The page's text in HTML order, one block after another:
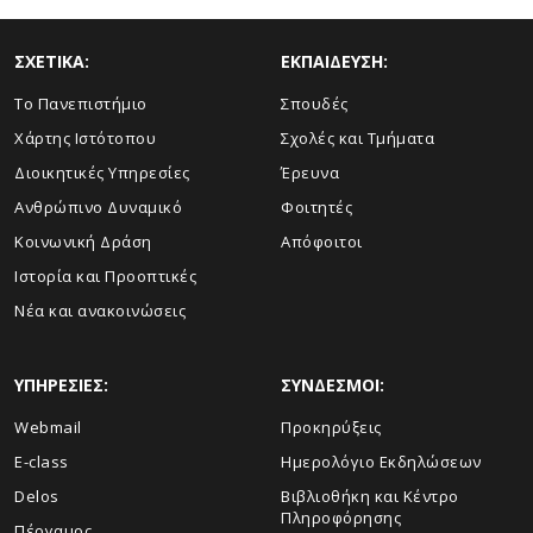
ΣΧΕΤΙΚΑ:
Το Πανεπιστήμιο
Χάρτης Ιστότοπου
Διοικητικές Υπηρεσίες
Ανθρώπινο Δυναμικό
Κοινωνική Δράση
Ιστορία και Προοπτικές
Νέα και ανακοινώσεις
ΕΚΠΑΙΔΕΥΣΗ:
Σπουδές
Σχολές και Τμήματα
Έρευνα
Φοιτητές
Απόφοιτοι
ΥΠΗΡΕΣΙΕΣ:
Webmail
E-class
Delos
ΣΥΝΔΕΣΜΟΙ:
Προκηρύξεις
Ημερολόγιο Εκδηλώσεων
Βιβλιοθήκη και Κέντρο
Πληροφόρησης